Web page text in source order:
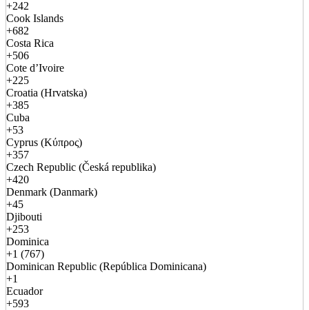
+242
Cook Islands
+682
Costa Rica
+506
Cote d’Ivoire
+225
Croatia (Hrvatska)
+385
Cuba
+53
Cyprus (Κύπρος)
+357
Czech Republic (Česká republika)
+420
Denmark (Danmark)
+45
Djibouti
+253
Dominica
+1 (767)
Dominican Republic (República Dominicana)
+1
Ecuador
+593